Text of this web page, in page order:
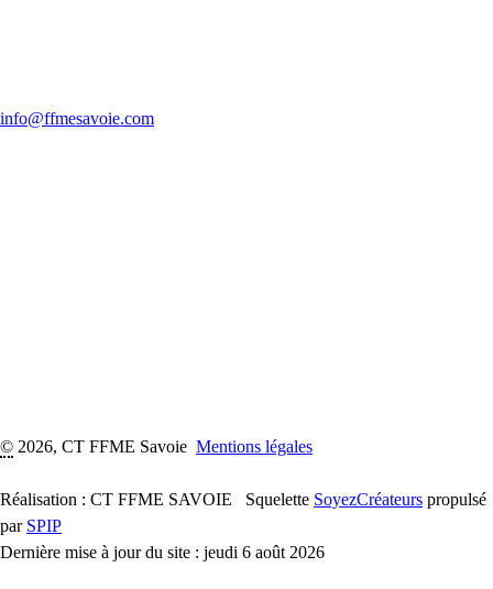
info@ffmesavoie.com
© 2026, CT FFME Savoie Mentions légales
Réalisation : CT FFME SAVOIE Squelette SoyezCréateurs propulsé
par SPIP
Dernière mise à jour du site : jeudi 6 août 2026